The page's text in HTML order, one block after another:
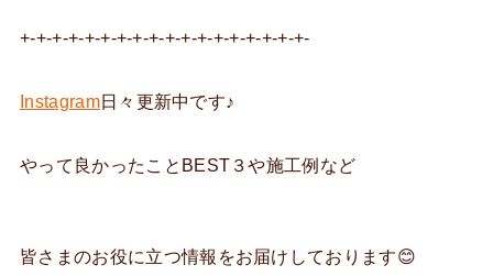
+-+-+-+-+-+-+-+-+-+-+-+-+-+-+-+-+-+-
Instagram日々更新中です♪
やって良かったことBEST３や施工例など
皆さまのお役に立つ情報をお届けしております😊